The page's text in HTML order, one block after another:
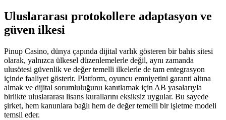
Uluslararası protokollere adaptasyon ve
güven ilkesi
Pinup Casino, dünya çapında dijital varlık gösteren bir bahis sitesi
olarak, yalnızca ülkesel düzenlemelerle değil, aynı zamanda
ulusötesi güvenlik ve değer temelli ilkelerle de tam entegrasyon
içinde faaliyet gösterir. Platform, oyuncu emniyetini garanti altına
almak ve dijital sorumluluğunu kanıtlamak için AB yasalarıyla
birlikte uluslararası lisans kurallarını eksiksiz uygular. Bu sayede
şirket, hem kanunlara bağlı hem de değer temelli bir işletme modeli
temsil eder.